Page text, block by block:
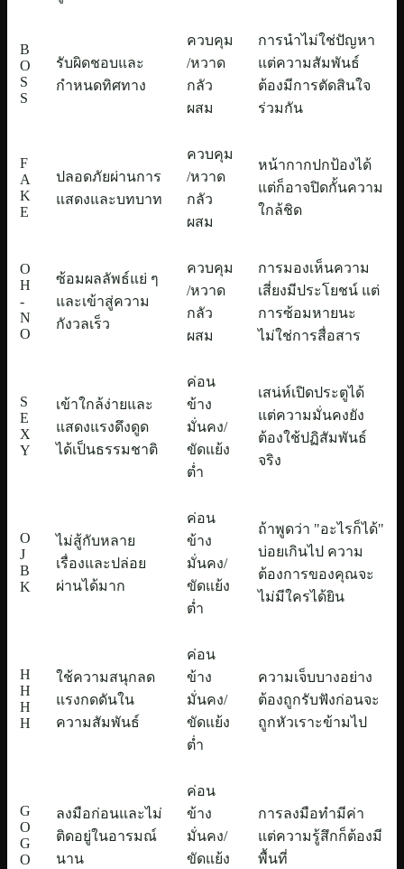
B
O
S
S
รับผิดชอบและ
กำหนดทิศทาง
ควบคุม
/หวาด
กลัว
ผสม
การนำไม่ใช่ปัญหา
แต่ความสัมพันธ์
ต้องมีการตัดสินใจ
ร่วมกัน
F
A
K
E
ปลอดภัยผ่านการ
แสดงและบทบาท
ควบคุม
/หวาด
กลัว
ผสม
หน้ากากปกป้องได้
แต่ก็อาจปิดกั้นความ
ใกล้ชิด
O
H
-
N
O
ซ้อมผลลัพธ์แย่ ๆ
และเข้าสู่ความ
กังวลเร็ว
ควบคุม
/หวาด
กลัว
ผสม
การมองเห็นความ
เสี่ยงมีประโยชน์ แต่
การซ้อมหายนะ
ไม่ใช่การสื่อสาร
S
E
X
Y
เข้าใกล้ง่ายและ
แสดงแรงดึงดูด
ได้เป็นธรรมชาติ
ค่อน
ข้าง
มั่นคง/
ขัดแย้ง
ต่ำ
เสน่ห์เปิดประตูได้
แต่ความมั่นคงยัง
ต้องใช้ปฏิสัมพันธ์
จริง
O
J
B
K
ไม่สู้กับหลาย
เรื่องและปล่อย
ผ่านได้มาก
ค่อน
ข้าง
มั่นคง/
ขัดแย้ง
ต่ำ
ถ้าพูดว่า "อะไรก็ได้"
บ่อยเกินไป ความ
ต้องการของคุณจะ
ไม่มีใครได้ยิน
H
H
H
H
ใช้ความสนุกลด
แรงกดดันใน
ความสัมพันธ์
ค่อน
ข้าง
มั่นคง/
ขัดแย้ง
ต่ำ
ความเจ็บบางอย่าง
ต้องถูกรับฟังก่อนจะ
ถูกหัวเราะข้ามไป
G
O
G
O
ลงมือก่อนและไม่
ติดอยู่ในอารมณ์
นาน
ค่อน
ข้าง
มั่นคง/
ขัดแย้ง
การลงมือทำมีค่า
แต่ความรู้สึกก็ต้องมี
พื้นที่